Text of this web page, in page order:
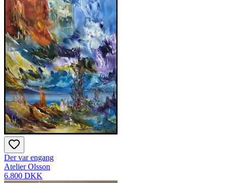
Der var engang
Atelier Olsson
6.800 DKK